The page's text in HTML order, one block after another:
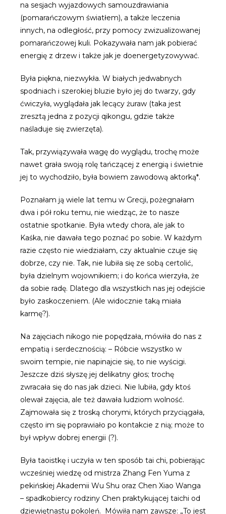
na sesjach wyjazdowych samouzdrawiania
(pomarańczowym światłem), a także leczenia
innych, na odległość, przy pomocy zwizualizowanej
pomarańczowej kuli. Pokazywała nam jak pobierać
energię z drzew i także jak je doenergetyzowywać.
Była piękna, niezwykła. W białych jedwabnych
spodniach i szerokiej bluzie było jej do twarzy, gdy
ćwiczyła, wyglądała jak lecący żuraw (taka jest
zresztą jedna z pozycji qikongu, gdzie także
naśladuje się zwierzęta).
Tak, przywiązywała wagę do wyglądu, trochę może
nawet grała swoją rolę tańczącej z energią i świetnie
jej to wychodziło, była bowiem zawodową aktorką*.
Poznałam ją wiele lat temu w Grecji, pożegnałam
dwa i pół roku temu, nie wiedząc, że to nasze
ostatnie spotkanie. Była wtedy chora, ale jak to
Kaśka, nie dawała tego poznać po sobie. W każdym
razie często nie wiedziałam, czy aktualnie czuje się
dobrze, czy nie. Tak, nie lubiła się ze sobą certolić,
była dzielnym wojownikiem; i do końca wierzyła, że
da sobie radę. Dlatego dla wszystkich nas jej odejście
było zaskoczeniem. (Ale widocznie taką miała
karmę?).
Na zajęciach nikogo nie popędzała, mówiła do nas z
empatią i serdecznością: – Róbcie wszystko w
swoim tempie, nie napinajcie się, to nie wyścigi.
Jeszcze dziś słyszę jej delikatny głos; trochę
zwracała się do nas jak dzieci. Nie lubiła, gdy ktoś
olewał zajęcia, ale też dawała ludziom wolność.
Zajmowała się z troską chorymi, których przyciągała,
często im się poprawiało po kontakcie z nią; może to
był wpływ dobrej energii (?).
Była taoistkę i uczyła w ten sposób tai chi, pobierając
wcześniej wiedzę od mistrza Zhang Fen Yuma z
pekińskiej Akademii Wu Shu oraz Chen Xiao Wanga
– spadkobiercy rodziny Chen praktykującej taichi od
dziewiętnastu pokoleń. Mówiła nam zawsze: „To jest